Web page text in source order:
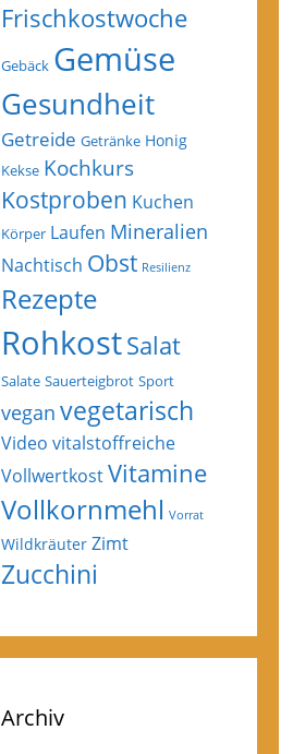
Frischkostwoche
Gebäck Gemüse
Gesundheit
Getreide Getränke Honig
Kekse Kochkurs
Kostproben Kuchen
Körper Laufen Mineralien
Nachtisch Obst Resilienz
Rezepte
RohkostSalat
Salate Sauerteigbrot Sport
vegan vegetarisch
Video vitalstoffreiche
VollwertkostVitamine
Vollkornmehl Vorrat
Wildkräuter Zimt
Zucchini
Archiv